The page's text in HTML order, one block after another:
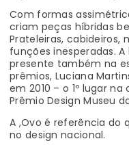
Com formas
criam peças híbridas
Prateleiras, cabideiros,
funções inesperadas.
presente também na
prêmios, Luciana
em 2010 – o 1º lugar
Prêmio Design Museu
A ,Ovo é referência do
no design nacional.